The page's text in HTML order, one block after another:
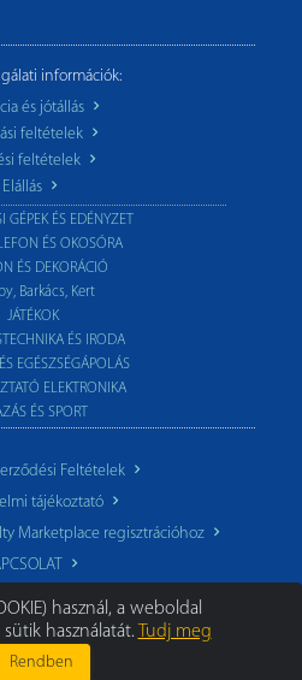
információk:
és jótállás
feltételek
feltételek
Elállás
GÉPEK ÉS EDÉNYZET
ÉS OKOSÓRA
ÉS DEKORÁCIÓ
Barkács, Kert
JÁTÉKOK
ÉS IRODA
EGÉSZSÉGÁPOLÁS
ELEKTRONIKA
ÉS SPORT
Feltételek
tájékoztató
Marketplace regisztrációhoz
|Minden jog fenntartva.
használ, a weboldal
használatát.
Tudj meg
Rendben